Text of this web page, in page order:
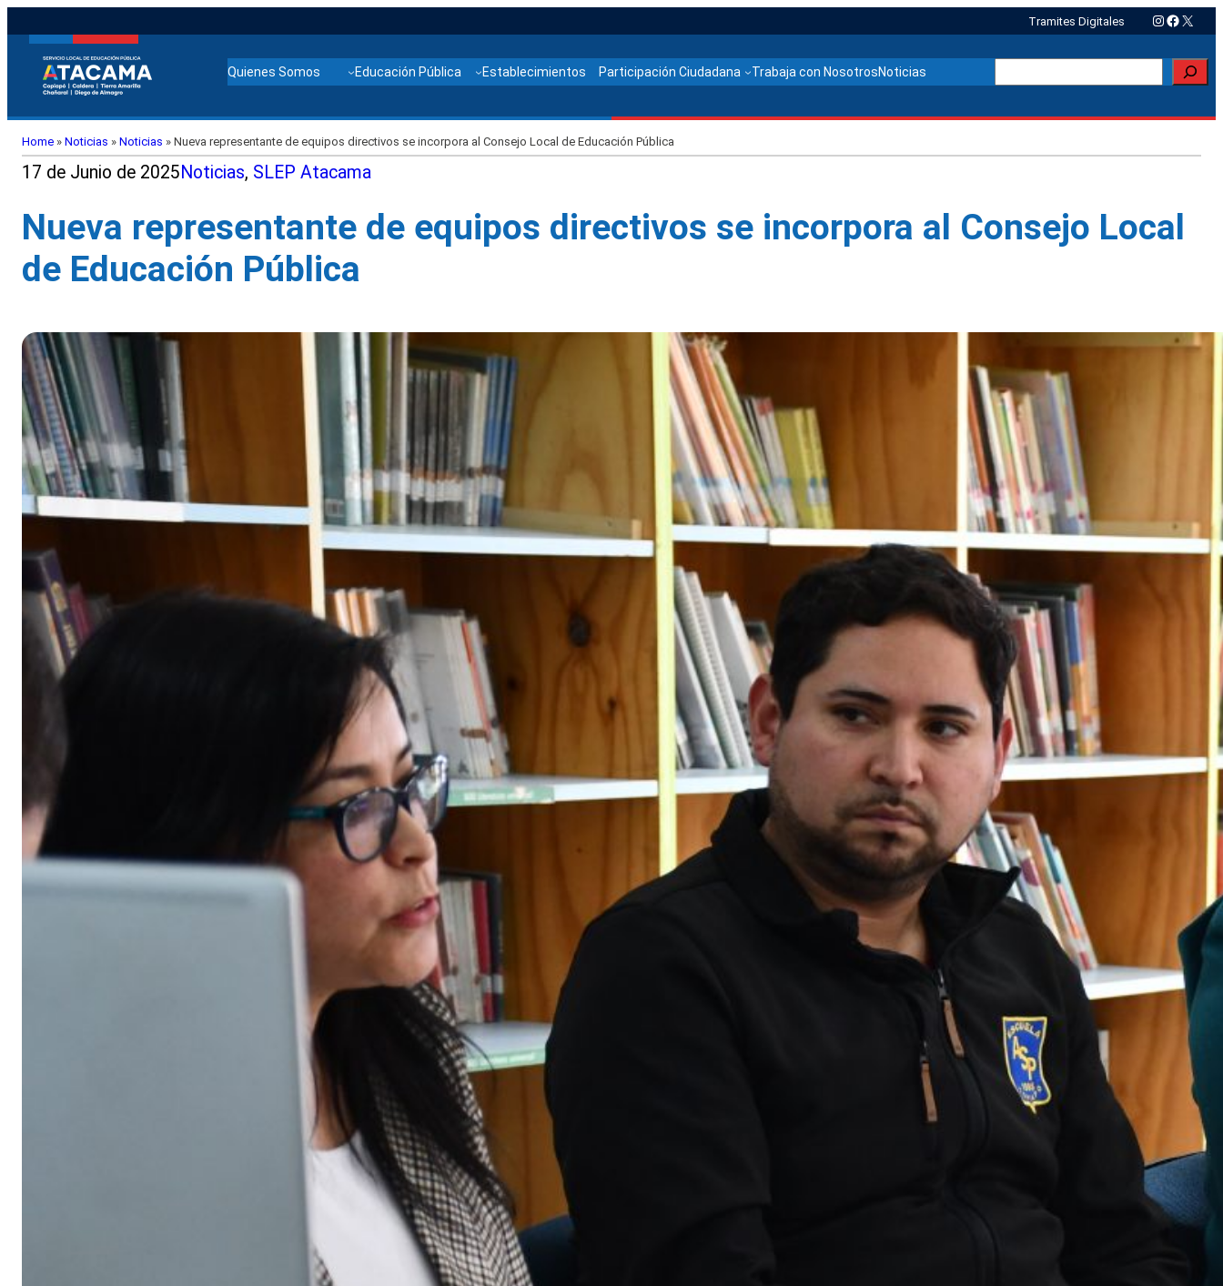
Tramites Digitales Instagram
X
Quienes Somos Educación Pública Establecimientos Participación Ciudadana Trabaja con NosotrosNoticias
Home » Noticias » Noticias » Nueva representante de equipos directivos se incorpora al Consejo Local de Educación Pública
17 de Junio de 2025Noticias, SLEP Atacama
Nueva representante de equipos directivos se incorpora al Consejo Local
de Educación Pública
Otras noticias relacionadas
Escuela Pedro León Gallo celebró 70
años de historia, identidad y
compromiso con la educación pública
Escuela Abraham Sepúlveda Pizarro
realizó primera Expo Liceos para orientar
trayectorias educativas
Escuela Las Canteras celebró 161 años
de historia y compromiso con la
educación pública
Comunidad educativa fortalece
herramientas para la protección de niñas